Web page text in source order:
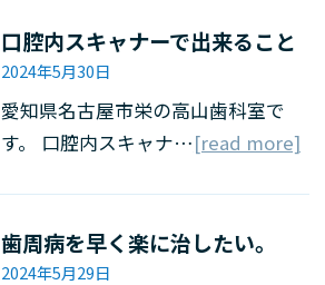
口腔内スキャナーで出来ること
2024年5月30日
愛知県名古屋市栄の高山歯科室で
す。 口腔内スキャナ…[read more]
歯周病を早く楽に治したい。
2024年5月29日